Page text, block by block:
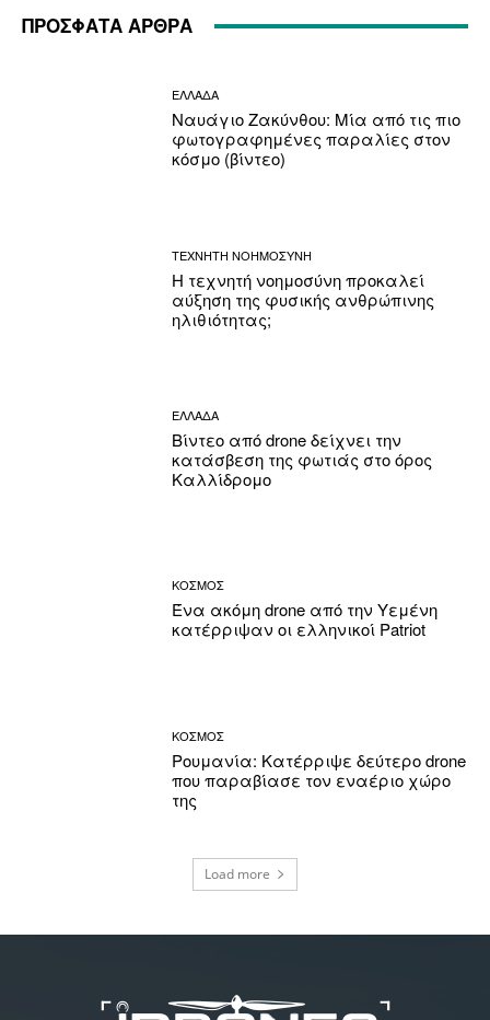
ΠΡΟΣΦΑΤΑ ΑΡΘΡΑ
ΕΛΛΑΔΑ
Ναυάγιο Ζακύνθου: Μία από τις πιο
φωτογραφημένες παραλίες στον
κόσμο (βίντεο)
ΤΕΧΝΗΤΗ ΝΟΗΜΟΣΥΝΗ
Η τεχνητή νοημοσύνη προκαλεί
αύξηση της φυσικής ανθρώπινης
ηλιθιότητας;
ΕΛΛΑΔΑ
Βίντεο από drone δείχνει την
κατάσβεση της φωτιάς στο όρος
Καλλίδρομο
ΚΟΣΜΟΣ
Ένα ακόμη drone από την Υεμένη
κατέρριψαν οι ελληνικοί Patriot
ΚΟΣΜΟΣ
Ρουμανία: Κατέρριψε δεύτερο drone
που παραβίασε τον εναέριο χώρο
της
Load more